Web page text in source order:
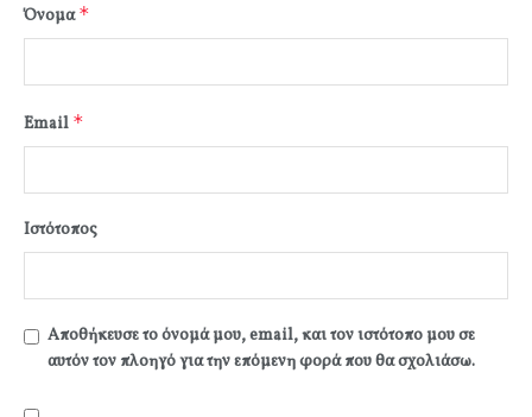
Όνομα*
Email *
Ιστότοπος
Αποθήκευσε το όνομά μου, email, και τον ιστότοπο μου σε
αυτόν τον πλοηγό για την επόμενη φορά που θα σχολιάσω.